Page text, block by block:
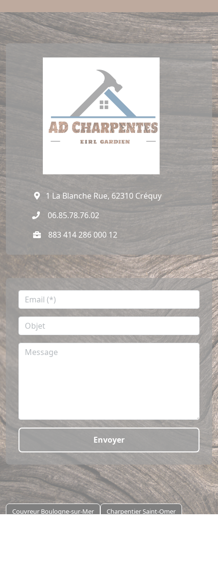
1 La Blanche Rue, 62310 Créquy
06.85.78.76.02
883 414 286 000 12
Envoyer
Couvreur Boulogne-sur-Mer
Charpentier Saint-Omer